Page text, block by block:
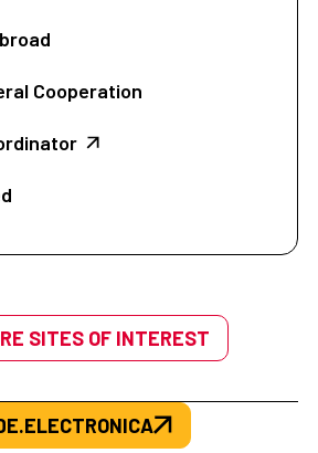
Cooperation
SITES OF INTEREST